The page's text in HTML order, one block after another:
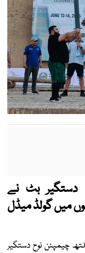
دستگیر بٹ نے
میں گولڈ میڈل
چیمپئن نوح دستگیر